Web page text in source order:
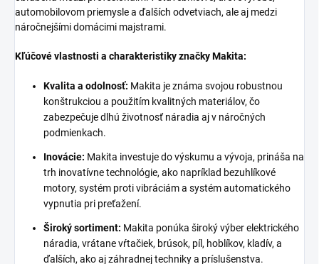
automobilovom priemysle a ďalších odvetviach, ale aj medzi
náročnejšími domácimi majstrami.
Kľúčové vlastnosti a charakteristiky značky Makita:
Kvalita a odolnosť: Makita je známa svojou robustnou
konštrukciou a použitím kvalitných materiálov, čo
zabezpečuje dlhú životnosť náradia aj v náročných
podmienkach.
Inovácie: Makita investuje do výskumu a vývoja, prináša na
trh inovatívne technológie, ako napríklad bezuhlíkové
motory, systém proti vibráciám a systém automatického
vypnutia pri preťažení.
Široký sortiment: Makita ponúka široký výber elektrického
náradia, vrátane vŕtačiek, brúsok, píl, hoblíkov, kladív, a
ďalších, ako aj záhradnej techniky a príslušenstva.